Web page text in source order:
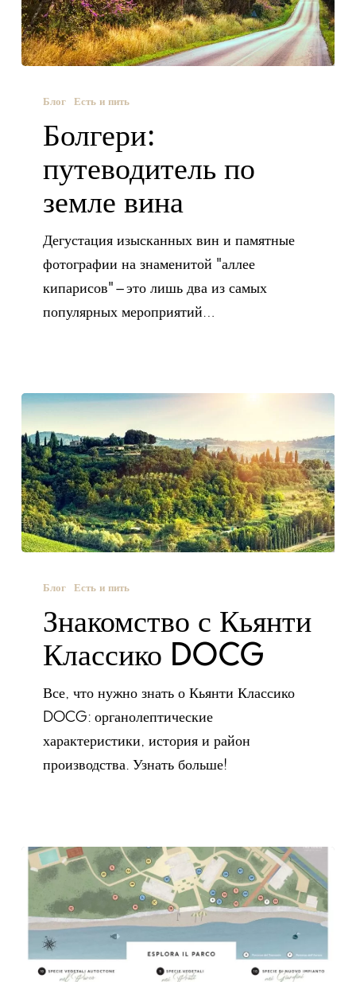
Блог Есть и пить
Болгери:
путеводитель по
земле вина
Дегустация изысканных вин и памятные
фотографии на знаменитой "аллее
кипарисов" – это лишь два из самых
популярных мероприятий…
Блог Есть и пить
Знакомство с Кьянти
Классико DOCG
Все, что нужно знать о Кьянти Классико
DOCG: органолептические
характеристики, история и район
производства. Узнать больше!